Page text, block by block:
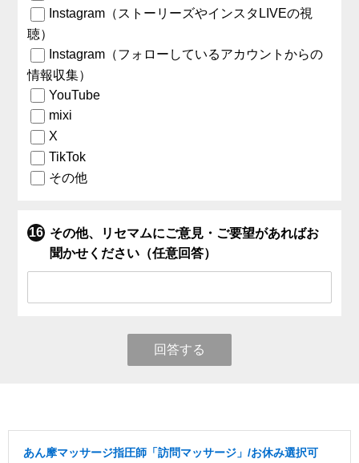
Instagram（ストーリーズやインスタLIVEの視
聴）
Instagram（フォローしているアカウントからの
情報収集）
YouTube
mixi
X
TikTok
その他
その他、リセマムにご意見・ご要望があればお
聞かせください（任意回答）
回答する
あん摩マッサージ指圧師「訪問マッサージ」/お休み選択可